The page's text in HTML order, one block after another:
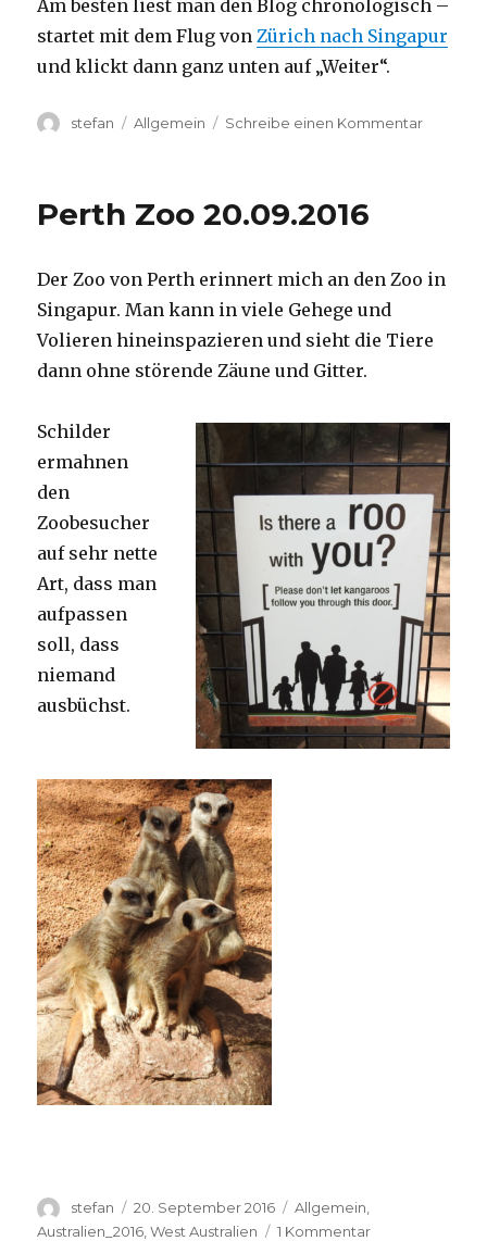
Am besten liest man den Blog chronologisch –
startet mit dem Flug vonZürich nach Singapur
und klickt dann ganz unten auf „Weiter“.
Autor
stefan Kategorien
Allgemein Schreibe einen Kommentarzu
Perth
Perth Zoo 20.09.2016
Der Zoo von Perth erinnert mich an den Zoo in
Singapur. Man kann in viele Gehege und
Volieren hineinspazieren und sieht die Tiere
dann ohne störende Zäune und Gitter.
Schilder
ermahnen
den
Zoobesucher
auf sehr nette
Art, dass man
aufpassen
soll, dass
niemand
ausbüchst.
Autor
stefan
Veröffentlicht
am
20. September 2016 Kategorien
Allgemein,
Australien_2016 ,West Australien 1 Kommentarzu